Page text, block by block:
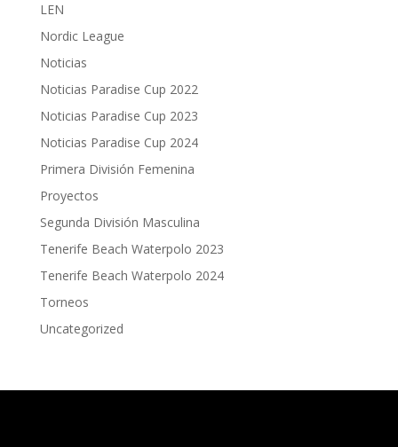
LEN
Nordic League
Noticias
Noticias Paradise Cup 2022
Noticias Paradise Cup 2023
Noticias Paradise Cup 2024
Primera División Femenina
Proyectos
Segunda División Masculina
Tenerife Beach Waterpolo 2023
Tenerife Beach Waterpolo 2024
Torneos
Uncategorized